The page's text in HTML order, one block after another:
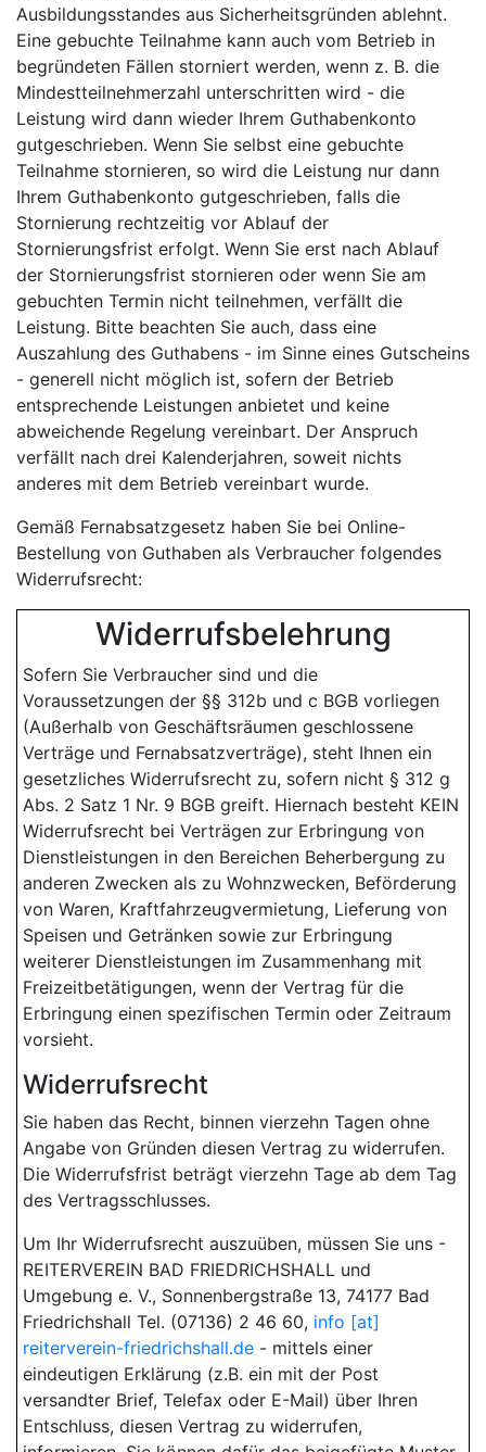
Ausbildungsstandes aus Sicherheitsgründen ablehnt.
Eine gebuchte Teilnahme kann auch vom Betrieb in
begründeten Fällen storniert werden, wenn z. B. die
Mindestteilnehmerzahl unterschritten wird - die
Leistung wird dann wieder Ihrem Guthabenkonto
gutgeschrieben. Wenn Sie selbst eine gebuchte
Teilnahme stornieren, so wird die Leistung nur dann
Ihrem Guthabenkonto gutgeschrieben, falls die
Stornierung rechtzeitig vor Ablauf der
Stornierungsfrist erfolgt. Wenn Sie erst nach Ablauf
der Stornierungsfrist stornieren oder wenn Sie am
gebuchten Termin nicht teilnehmen, verfällt die
Leistung. Bitte beachten Sie auch, dass eine
Auszahlung des Guthabens - im Sinne eines Gutscheins
- generell nicht möglich ist, sofern der Betrieb
entsprechende Leistungen anbietet und keine
abweichende Regelung vereinbart. Der Anspruch
verfällt nach drei Kalenderjahren, soweit nichts
anderes mit dem Betrieb vereinbart wurde.
Gemäß Fernabsatzgesetz haben Sie bei Online-
Bestellung von Guthaben als Verbraucher folgendes
Widerrufsrecht:
Widerrufsbelehrung
Sofern Sie Verbraucher sind und die
Voraussetzungen der §§ 312b und c BGB vorliegen
(Außerhalb von Geschäftsräumen geschlossene
Verträge und Fernabsatzverträge), steht Ihnen ein
gesetzliches Widerrufsrecht zu, sofern nicht § 312 g
Abs. 2 Satz 1 Nr. 9 BGB greift. Hiernach besteht KEIN
Widerrufsrecht bei Verträgen zur Erbringung von
Dienstleistungen in den Bereichen Beherbergung zu
anderen Zwecken als zu Wohnzwecken, Beförderung
von Waren, Kraftfahrzeugvermietung, Lieferung von
Speisen und Getränken sowie zur Erbringung
weiterer Dienstleistungen im Zusammenhang mit
Freizeitbetätigungen, wenn der Vertrag für die
Erbringung einen spezifischen Termin oder Zeitraum
vorsieht.
Widerrufsrecht
Sie haben das Recht, binnen vierzehn Tagen ohne
Angabe von Gründen diesen Vertrag zu widerrufen.
Die Widerrufsfrist beträgt vierzehn Tage ab dem Tag
des Vertragsschlusses.
Um Ihr Widerrufsrecht auszuüben, müssen Sie uns -
REITERVEREIN BAD FRIEDRICHSHALL und
Umgebung e. V., Sonnenbergstraße 13, 74177 Bad
Friedrichshall Tel. (07136) 2 46 60, info [at]
reiterverein-friedrichshall.de - mittels einer
eindeutigen Erklärung (z.B. ein mit der Post
versandter Brief, Telefax oder E-Mail) über Ihren
Entschluss, diesen Vertrag zu widerrufen,